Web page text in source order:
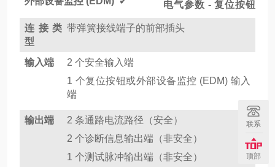
连接类
型
带弹簧接线端子的前部插头
输入端
2 个安全输入端
1 个复位按钮或外部设备监控 (EDM) 输入
端
输出端
2 条通路电流路径（安全）
2 个诊断信息输出端（非安全）
1 个测试脉冲输出端（非安全）
电气参数 - 复位按钮
联系
顶部